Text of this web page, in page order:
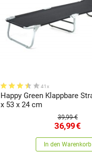
41x
Happy Green Klappbare Strandliege, 186
x 53 x 24 cm
39,99 €
36,99€
In den Warenkorb